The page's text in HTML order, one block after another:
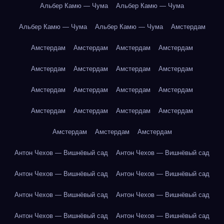
Альбер Камю — Чума Альбер Камю — Чума
Альбер Камю — Чума Альбер Камю — Чума Амстердам
Амстердам Амстердам Амстердам Амстердам
Амстердам Амстердам Амстердам Амстердам
Амстердам Амстердам Амстердам Амстердам
Амстердам Амстердам Амстердам Амстердам
Амстердам Амстердам Амстердам
Антон Чехов — Вишнёвый сад Антон Чехов — Вишнёвый сад
Антон Чехов — Вишнёвый сад Антон Чехов — Вишнёвый сад
Антон Чехов — Вишнёвый сад Антон Чехов — Вишнёвый сад
Антон Чехов — Вишнёвый сад Антон Чехов — Вишнёвый сад